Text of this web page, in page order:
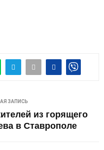
ЗАПИСЬ
из горящего
в Ставрополе